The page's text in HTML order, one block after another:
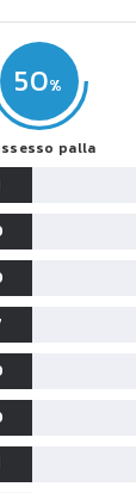
50
palla